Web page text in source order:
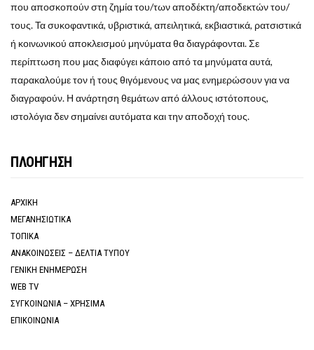
που αποσκοπούν στη ζημία του/των αποδέκτη/αποδεκτών του/
τους. Τα συκοφαντικά, υβριστικά, απειλητικά, εκβιαστικά, ρατσιστικά
ή κοινωνικού αποκλεισμού μηνύματα θα διαγράφονται. Σε
περίπτωση που μας διαφύγει κάποιο από τα μηνύματα αυτά,
παρακαλούμε τον ή τους θιγόμενους να μας ενημερώσουν για να
διαγραφούν. Η ανάρτηση θεμάτων από άλλους ιστότοπους,
ιστολόγια δεν σημαίνει αυτόματα και την αποδοχή τους.
ΠΛΟΗΓΗΣΗ
ΑΡΧΙΚΗ
ΜΕΓΑΝΗΣΙΩΤΙΚΑ
ΤΟΠΙΚΑ
ΑΝΑΚΟΙΝΩΣΕΙΣ – ΔΕΛΤΙΑ ΤΥΠΟΥ
ΓΕΝΙΚΗ ΕΝΗΜΕΡΩΣΗ
WEB TV
ΣΥΓΚΟΙΝΩΝΙΑ – ΧΡΗΣΙΜΑ
ΕΠΙΚΟΙΝΩΝΙΑ